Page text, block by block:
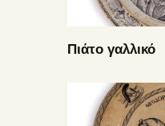
Πιάτο γαλλικό